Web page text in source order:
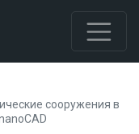
сооружения в